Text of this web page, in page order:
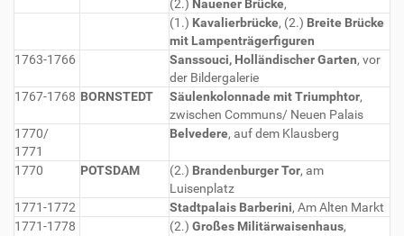
(2.) Nauener Brücke,
(1.) Kavalierbrücke, (2.) Breite Brücke
mit Lampenträgerfiguren
1763-1766
Sanssouci, Holländischer Garten, vor
der Bildergalerie
1767-1768 BORNSTEDT Säulenkolonnade mit Triumphtor,
zwischen Communs/ Neuen Palais
1770/
1771
Belvedere, auf dem Klausberg
1770 POTSDAM (2.) Brandenburger Tor, am
Luisenplatz
1771-1772
Stadtpalais Barberini, Am Alten Markt
1771-1778
(2.) Großes Militärwaisenhaus,